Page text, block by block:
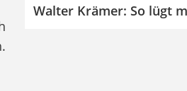
Walter Krämer: So lügt